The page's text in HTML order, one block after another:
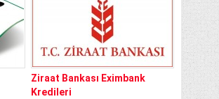
Ziraat Bankası Eximbank
Kredileri